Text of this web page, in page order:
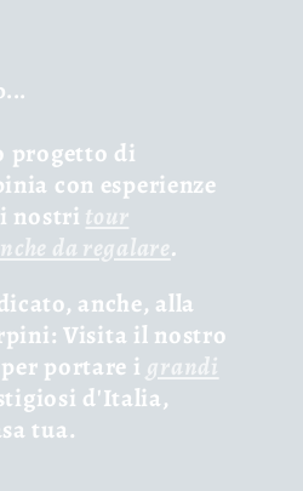
progetto di
con esperienze
nostri tour
da regalare.
anche, alla
Visita il nostro
per portare i grandi
d'Italia,
tua.